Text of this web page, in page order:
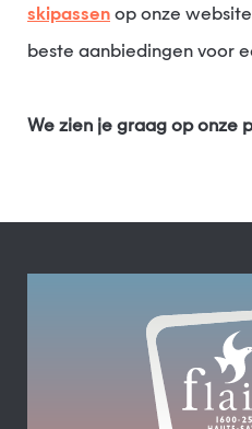
skipassen op onze
beste aanbiedingen voor
We zien je graag op onze